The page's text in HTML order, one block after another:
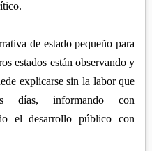
de estado pequeño para
estados están observando y
explicarse sin la labor que
días, informando con
el desarrollo público con